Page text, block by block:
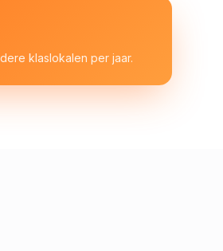
klaslokalen per jaar.